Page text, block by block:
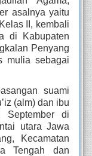
asalnya yaitu
II, kembali
di Kabupaten
Penyang
mulia sebagai
suami
(alm) dan ibu
September di
utara Jawa
Kecamatan
Tengah dan